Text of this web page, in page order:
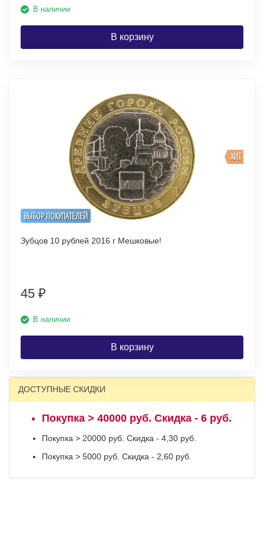
В наличии
В корзину
ВЫБОР ПОКУПАТЕЛЕЙ
ХИТ
Зубцов 10 рублей 2016 г Мешковые!
45 ₽
В наличии
В корзину
ДОСТУПНЫЕ СКИДКИ
Покупка > 40000 руб. Скидка - 6 руб.
Покупка > 20000 руб. Скидка - 4,30 руб.
Покупка > 5000 руб. Скидка - 2,60 руб.